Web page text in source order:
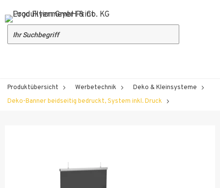
Produktübersicht Werbetechnik
Deko & Kleinsysteme
Deko-Banner beidseitig bedruckt, System inkl. Druck